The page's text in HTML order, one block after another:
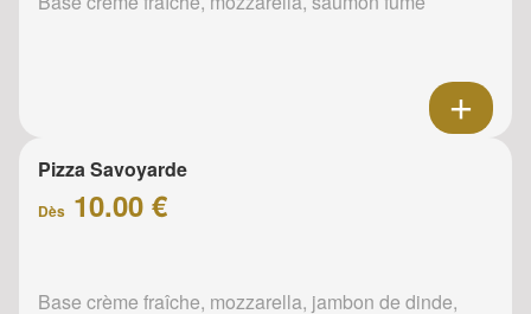
Pizza Savoyarde
Dès 10.00 €
Base crème fraîche, mozzarella, jambon de dinde,